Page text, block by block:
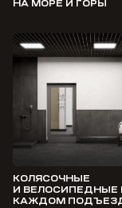
НА МОРЕ И ГОРЫ
КОЛЯСОЧНЫЕ
И ВЕЛОСИПЕДНЫЕ
КАЖДОМ